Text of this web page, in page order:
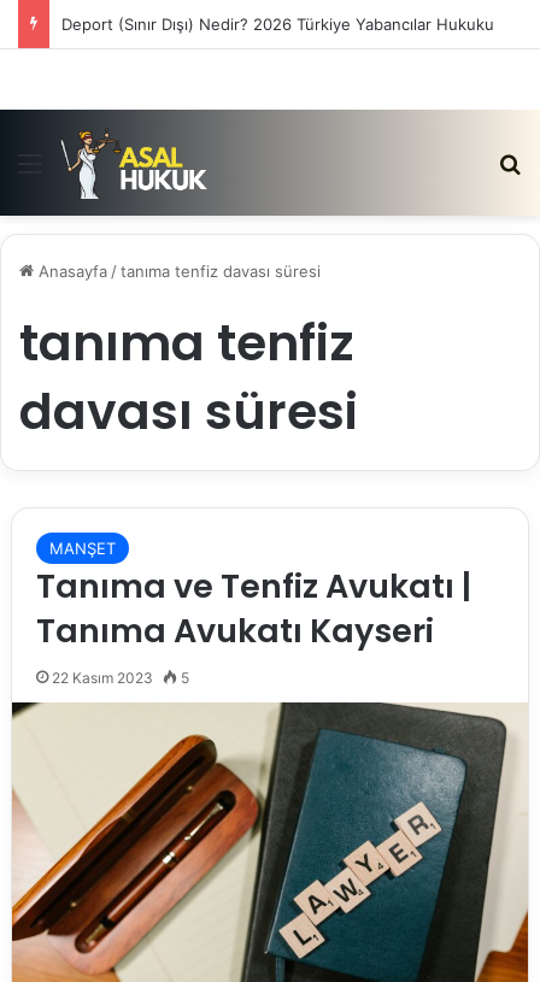
Deport (Sınır Dışı) Nedir? 2026 Türkiye Yabancılar Hukuku
Menü
Anasayfa /tanıma tenfiz davası süresi
tanıma tenfiz
davası süresi
MANŞET
Tanıma ve Tenfiz Avukatı |
Tanıma Avukatı Kayseri
22 Kasım 2023 5